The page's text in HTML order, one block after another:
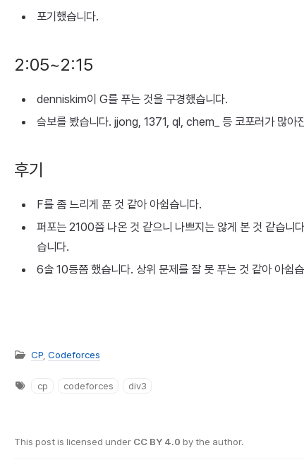
포기했습니다.
2:05~2:15
denniskim이 G를 푸는 것을 구경했습니다.
슼보를 봤습니다. jjong, 1371, ql, chem_ 등 코포러가 많아
후기
F를 좀 느리게 푼 것 같아 아쉽습니다.
퍼포는 2100쯤 나온 것 같으니 나쁘지는 않게 본 것 같습니
습니다.
6솔 10등쯤 했습니다. 상위 문제를 잘 못 푸는 것 같아 아쉽
CP Codeforces
cp codeforces div3
This post is licensed under CC BY 4.0 by the author.